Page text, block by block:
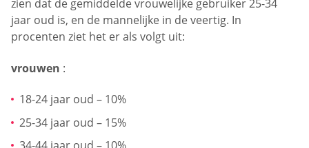
zien dat de gemiddelde vrouwelijke gebruiker 25-34
jaar oud is, en de mannelijke in de veertig. In
procenten ziet het er als volgt uit:
vrouwen :
18-24 jaar oud – 10%
25-34 jaar oud – 15%